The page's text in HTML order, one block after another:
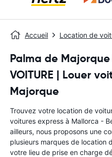
Accueil Location de
Palma de Majorque
VOITURE | Louer
Majorque
Trouvez votre location de
voitures express à Mallorca -
ailleurs, nous proposons une
plusieurs marques de location
votre lieu de prise en charge